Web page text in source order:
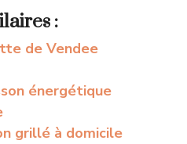
:
de Vendee
énergétique
grillé à domicile